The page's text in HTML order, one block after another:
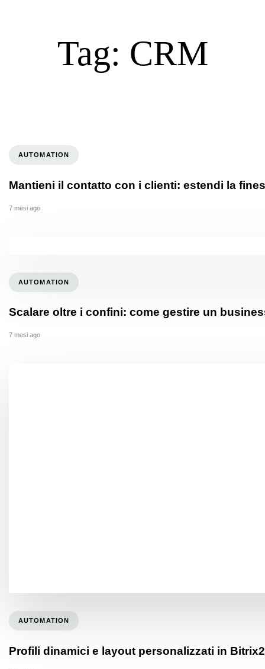
Tag: CRM
AUTOMATION
Mantieni il contatto con i clienti: estendi la
7 mesi ago
AUTOMATION
Scalare oltre i confini: come gestire un
7 mesi ago
AUTOMATION
Profili dinamici e layout personalizzati in